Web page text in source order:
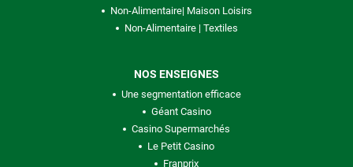
Non-Alimentaire| Maison Loisirs
Non-Alimentaire | Textiles
NOS ENSEIGNES
Une segmentation efficace
Géant Casino
Casino Supermarchés
Le Petit Casino
Franprix